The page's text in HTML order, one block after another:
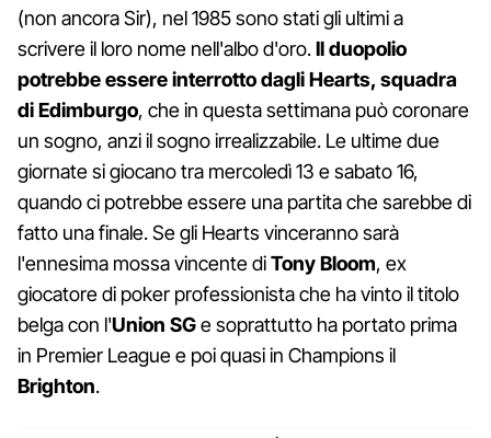
(non ancora Sir), nel 1985 sono stati gli ultimi a
scrivere il loro nome nell'albo d'oro.Il duopolio
potrebbe essere interrotto dagli Hearts, squadra
di Edimburgo, che in questa settimana può coronare
un sogno, anzi il sogno irrealizzabile. Le ultime due
giornate si giocano tra mercoledì 13 e sabato 16,
quando ci potrebbe essere una partita che sarebbe di
fatto una finale. Se gli Hearts vinceranno sarà
l'ennesima mossa vincente diTony Bloom, ex
giocatore di poker professionista che ha vinto il titolo
belga con l'Union SGe soprattutto ha portato prima
in Premier League e poi quasi in Champions il
Brighton.